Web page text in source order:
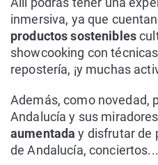
inmersiva, ya que
productos sostenibles
showcooking con
repostería, ¡y muchas
Además, como novedad,
Andalucía y sus
aumentada y disfrutar de
de Andalucía, conciertos...